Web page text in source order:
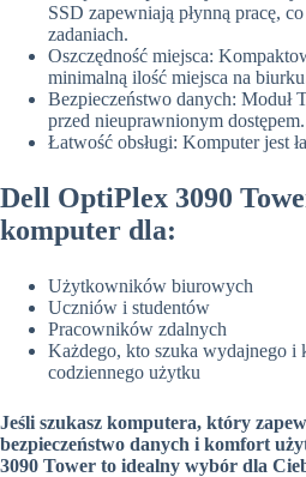
SSD zapewniają płynną pracę,
zadaniach.
Oszczędność miejsca:
minimalną ilość miejsca na
Bezpieczeństwo danych: Moduł
przed nieuprawnionym dostępem.
Łatwość obsługi: Komputer jest
Dell OptiPlex 3090
komputer dla:
Użytkowników biurowych
Uczniów i studentów
Pracowników zdalnych
Każdego, kto szuka wydajnego i
codziennego użytku
Jeśli szukasz komputera, który
bezpieczeństwo danych i komfort
3090 Tower to idealny wybór dla